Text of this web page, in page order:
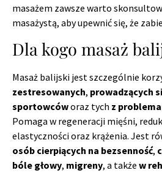
masażem zawsze warto
masażystą, aby upewnić się, że
Dla kogo masaż
Masaż balijski jest szczególnie
zestresowanych, prowadzących
sportowcóworaz tych z
Pomaga w regeneracji mięśni,
elastyczności oraz krążenia. Jest
osób cierpiących na bezsenność,
bóle głowy, migreny, a także w